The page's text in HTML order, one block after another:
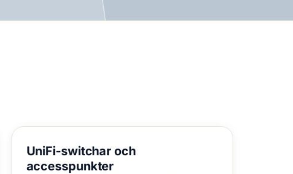
UniFi-switcharoch
accesspunkter